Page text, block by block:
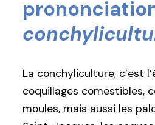
La conchyliculture, c’est
coquillages comestibles,
moules, mais aussi les